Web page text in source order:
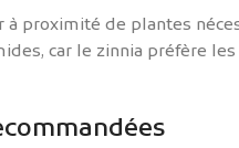
à proximité de plantes
car le zinnia préfère